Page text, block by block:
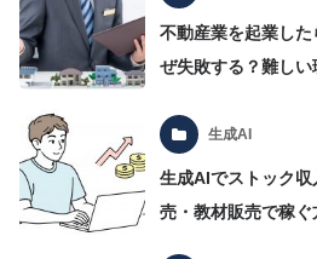
不動産業を起業し
ぜ失敗する？難し
生成AI
生成AIでストック
売・教材販売で稼ぐ